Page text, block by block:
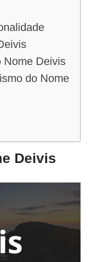
Nome Deivis
do Nome
Deivis